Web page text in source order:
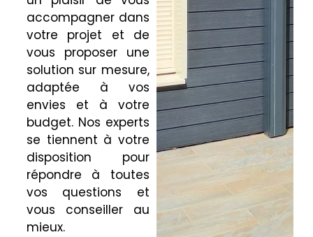
accompagner dans
votre projet et de
vous proposer une
solution sur mesure,
adaptée à vos
envies et à votre
budget. Nos experts
se tiennent à votre
disposition pour
répondre à toutes
vos questions et
vous conseiller au
mieux.